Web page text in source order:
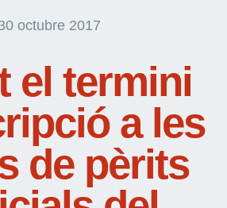
octubre 2017
el termini
a les
de pèrits